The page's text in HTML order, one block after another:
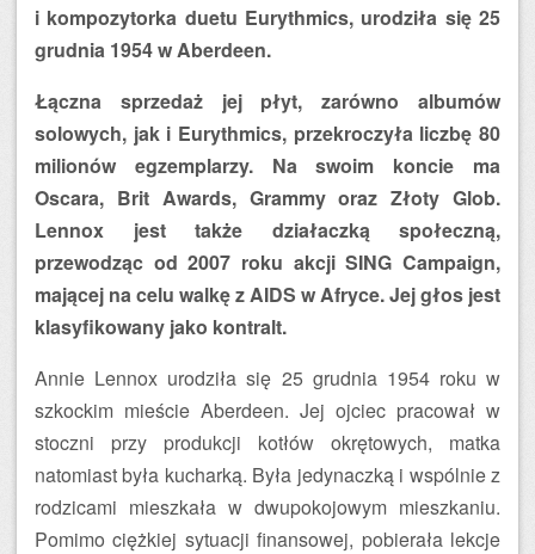
i kompozytorka duetu Eurythmics, urodziła się 25
grudnia 1954 w Aberdeen.
Łączna sprzedaż jej płyt, zarówno albumów
solowych, jak i Eurythmics, przekroczyła liczbę 80
milionów egzemplarzy. Na swoim koncie ma
Oscara, Brit Awards, Grammy oraz Złoty Glob.
Lennox jest także działaczką społeczną,
przewodząc od 2007 roku akcji SING Campaign,
mającej na celu walkę z AIDS w Afryce. Jej głos jest
klasyfikowany jako kontralt.
Annie Lennox urodziła się 25 grudnia 1954 roku w
szkockim mieście Aberdeen. Jej ojciec pracował w
stoczni przy produkcji kotłów okrętowych, matka
natomiast była kucharką. Była jedynaczką i wspólnie z
rodzicami mieszkała w dwupokojowym mieszkaniu.
Pomimo ciężkiej sytuacji finansowej, pobierała lekcje